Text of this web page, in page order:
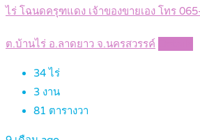
ไร่ โฉนดครุฑแดง เจ้าของขายเอง โทร
ต.บ้านไร่ อ.ลาดยาว จ.นครสวรรค์
34ไร่
3 งาน
81 ตารางวา